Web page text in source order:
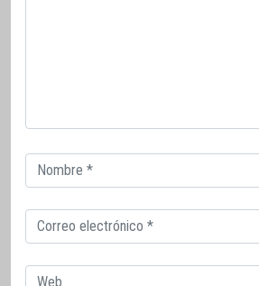
Correo
electrónico
Correo
electrónico
Web